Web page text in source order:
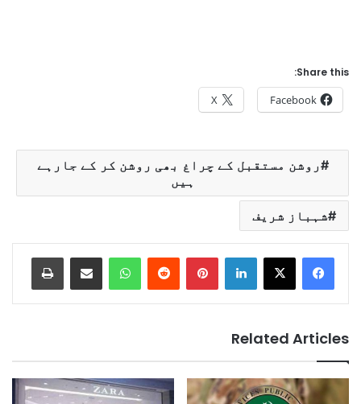
Share this:
Facebook
X
روشن مستقبل کے چراغ بھی روشن کر کے جارہے
ہیں
شہباز شریف
Related Articles